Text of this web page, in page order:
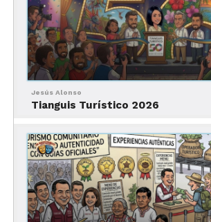
¿Qué opinas de la
de Teúl?
conocer más de
abre este
Jesús Alonso
Tianguis Turístico 2026